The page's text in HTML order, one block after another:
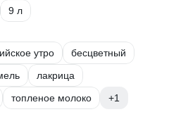
9 л
утро
бесцветный
лакрица
топленое молоко +1